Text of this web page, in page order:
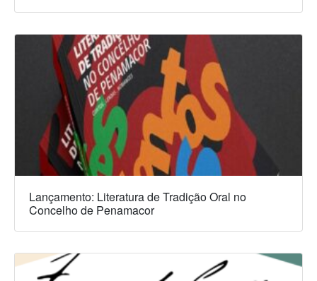
Lançamento: Literatura de Tradição Oral no
Concelho de Penamacor